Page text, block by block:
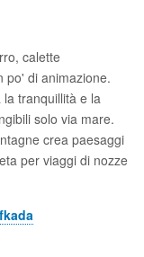
calette
po' di animazione.
tranquillità e la
solo via mare.
crea paesaggi
per viaggi di nozze